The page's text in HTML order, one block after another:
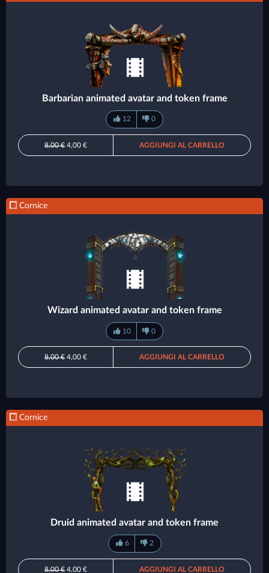
Barbarian animated avatar and token frame
12 0
8,00 € 4,00 € AGGIUNGI AL CARRELLO
Cornice
Wizard animated avatar and token frame
10 0
8,00 € 4,00 € AGGIUNGI AL CARRELLO
Cornice
Druid animated avatar and token frame
6 2
8,00 € 4,00 € AGGIUNGI AL CARRELLO